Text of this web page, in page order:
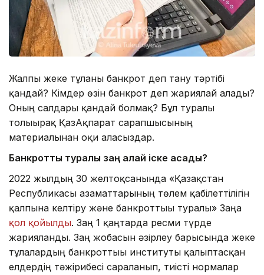
Жалпы жеке тұлғаны банкрот деп тану тәртібі
қандай? Кімдер өзін банкрот деп жариялай алады?
Оның салдары қандай болмақ? Бұл туралы
толығырақ ҚазАқпарат сарапшысының
материалынан оқи аласыздар.
Банкроттық туралы заң қалай іске асады?
2022 жылдың 30 желтоқсанында «Қазақстан
Республикасы азаматтарының төлем қабілеттілігін
қалпына келтіру және банкроттығы туралы» Заңға
қол қойылды. Заң 1 қаңтарда ресми түрде
жарияланды. Заң жобасын әзірлеу барысында жеке
тұлғалардың банкроттығы институты қалыптасқан
елдердің тәжірибесі сараланып, тиісті нормалар